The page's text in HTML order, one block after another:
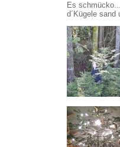
Es schmücko...
d´Kügele sand